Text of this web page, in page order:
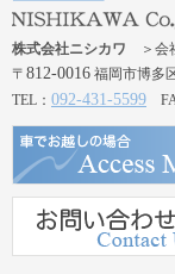
株式会社ニシカワ ＞会
〒 812-0016 福岡市博多
TEL： 092-431-5599